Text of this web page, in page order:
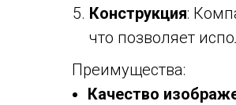
Конструкция:
что позволяет
Преимущества:
Качество